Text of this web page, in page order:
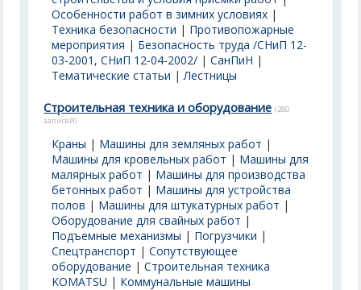
Особенности работ в зимних условиях |
Техника безопасности | Противопожарные
мероприятия | Безопасность труда /СНиП 12-
03-2001, СНиП 12-04-2002/ |СанПиН |
Тематические статьи |Лестницы
Строительная техника и оборудование (280
записей)
Краны | Машины для земляных работ |
Машины для кровельных работ | Машины для
малярных работ | Машины для производства
бетонных работ | Машины для устройства
полов | Машины для штукатурных работ |
Оборудование для свайных работ |
Подъемные механизмы | Погрузчики |
Спецтранспорт |Сопутствующее
оборудование |Строительная техника
KOMATSU | Коммунальные машины